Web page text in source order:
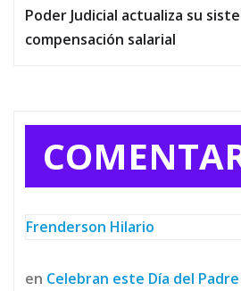
Poder Judicial actualiza su
compensación salarial
Frenderson Hilario
en Celebran este Día del